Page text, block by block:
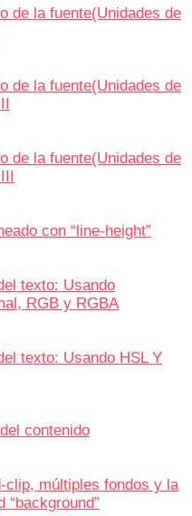
de la fuente(Unidades de
de la fuente(Unidades de
de la fuente(Unidades de
con “line-height”
texto: Usando
RGB y RGBA
texto: Usando HSL Y
contenido
clip, múltiples fondos y la
“background”